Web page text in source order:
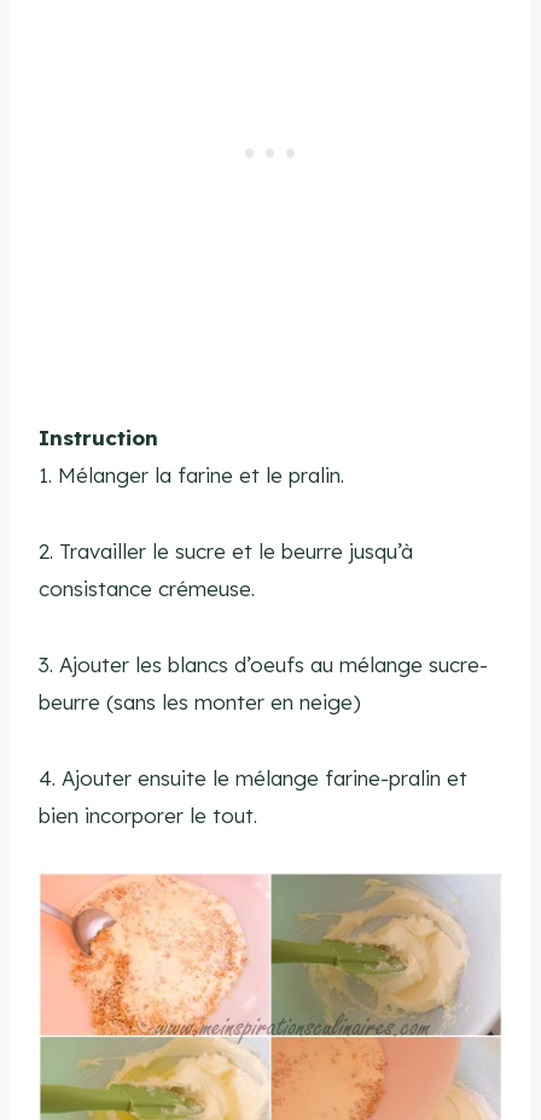
Instruction
1. Mélanger la farine et le pralin.
2. Travailler le sucre et le beurre jusqu’à
consistance crémeuse.
3. Ajouter les blancs d’oeufs au mélange sucre-
beurre (sans les monter en neige)
4. Ajouter ensuite le mélange farine-pralin et
bien incorporer le tout.